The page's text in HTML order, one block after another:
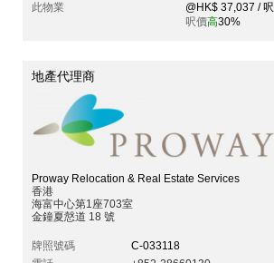
此物業
@HK$ 37,037 / 呎
呎價高30%
地產代理商
Proway Relocation & Real Estate Services
香港
海富中心第1座703室
金鐘夏慤道 18 號
牌照號碼
C-033118